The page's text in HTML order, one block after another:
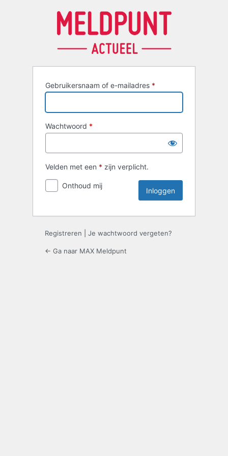
Gebruikersnaam of e-mailadres *
Wachtwoord *
Velden met een * zijn verplicht.
Onthoud mij
Registreren Je wachtwoord vergeten?
← Ga naar MAX Meldpunt